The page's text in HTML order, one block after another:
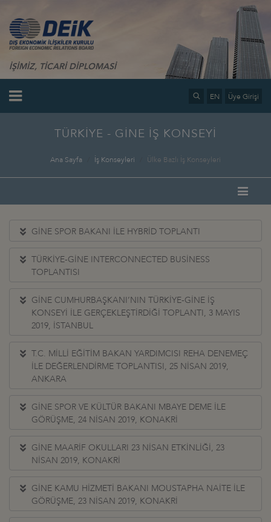
İŞİMİZ, TİCARİ DİPLOMASİ
EN Üye Girişi
TÜRKİYE - GİNE İŞ KONSEYİ
Ana Sayfa İş Konseyleri Ülke Bazlı İş Konseyleri
GİNE SPOR BAKANI İLE HYBRİD TOPLANTI
TÜRKİYE-GİNE INTERCONNECTED BUSİNESS
TOPLANTISI
GİNE CUMHURBAŞKANI’NIN TÜRKİYE-GİNE İŞ
KONSEYİ İLE GERÇEKLEŞTİRDİĞİ TOPLANTI, 3 MAYIS
2019, İSTANBUL
T.C. MİLLİ EĞİTİM BAKAN YARDIMCISI REHA DENEMEÇ
İLE DEĞERLENDİRME TOPLANTISI, 25 NİSAN 2019,
ANKARA
GİNE SPOR VE KÜLTÜR BAKANI MBAYE DEME İLE
GÖRÜŞME, 24 NİSAN 2019, KONAKRİ
GİNE MAARİF OKULLARI 23 NİSAN ETKİNLİĞİ, 23
NİSAN 2019, KONAKRİ
GİNE KAMU HİZMETİ BAKANI MOUSTAPHA NAİTE İLE
GÖRÜŞME, 23 NİSAN 2019, KONAKRİ